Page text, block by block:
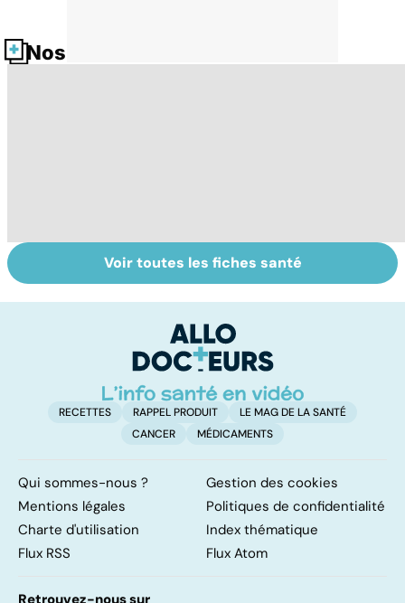
Nos fiches santé
Tout savoir sur
les infections
Covid-19 : tout
savoir sur la
Voir toutes les fiches santé
RECETTES RAPPEL PRODUIT
LE MAG DE LA SANTÉ
CANCER
MÉDICAMENTS
Qui sommes-nous ?
Gestion des cookies
Mentions légales
Politiques de confidentialité
Charte d'utilisation
Index thématique
Flux RSS
Flux Atom